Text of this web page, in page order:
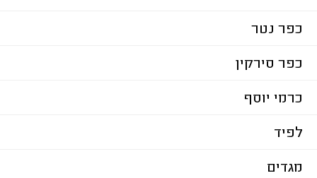
כפר נטר
כפר סירקין
כרמי יוסף
לפיד
מגדים